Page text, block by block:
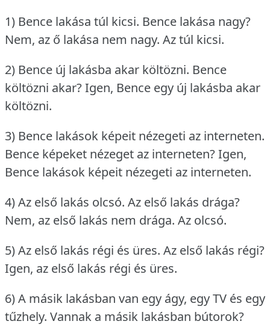
1) Bence lakása túl kicsi. Bence lakása nagy?
Nem, az ő lakása nem nagy. Az túl kicsi.
2) Bence új lakásba akar költözni. Bence
költözni akar?Igen, Bence egy új lakásba akar
költözni.
3) Bence lakások képeit nézegeti az interneten.
Bence képeket nézeget az interneten?Igen,
Bence lakások képeit nézegeti az interneten.
4) Az első lakás olcsó. Az első lakás drága?
Nem, az első lakás nem drága. Az olcsó.
5) Az első lakás régi és üres. Az első lakás régi?
Igen, az első lakás régi és üres.
6) A másik lakásban van egy ágy, egy TV és egy
tűzhely. Vannak a másik lakásban bútorok?